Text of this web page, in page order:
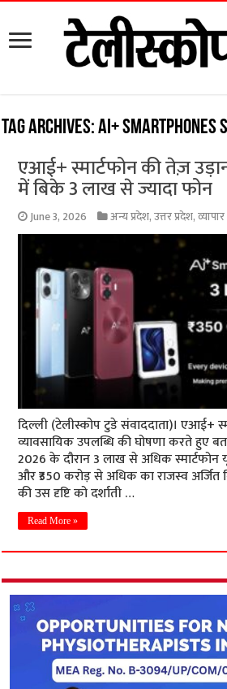
Tag Archives:AI+ smartphones
एआई+ स्मार्टफोन की तेज़
में बिके 3 लाख से ज्यादा फोन
June 3, 2026 अन्य प्रदेश,उत्तर प्रदेश,व्यापार
दिल्ली (टेलीस्कोप टुडे संवाददाता)। एआई+
व्यावसायिक उपलब्धि की घोषणा करते हुए
2026 के दौरान 3 लाख से अधिक स्मार्टफोन
और ₹350 करोड़ से अधिक का राजस्व अर्जित
की उस दृष्टि को दर्शाती …
Read More »